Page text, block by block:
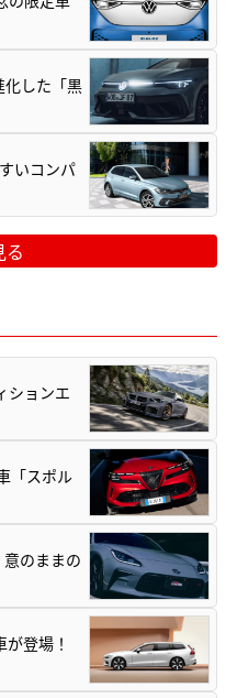
化した「黒
いコンパ
る
ションエ
「スポル
のままの
登場！